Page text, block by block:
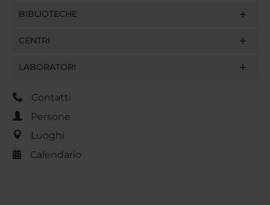
BIBLIOTECHE
CENTRI
LABORATORI
Contatti
Persone
Luoghi
Calendario